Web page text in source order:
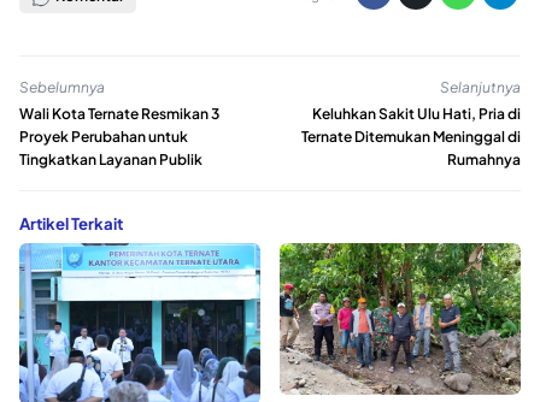
Sebelumnya
Wali Kota Ternate Resmikan 3
Proyek Perubahan untuk
Tingkatkan Layanan Publik
Selanjutnya
Keluhkan Sakit Ulu Hati, Pria di
Ternate Ditemukan Meninggal di
Rumahnya
Artikel Terkait